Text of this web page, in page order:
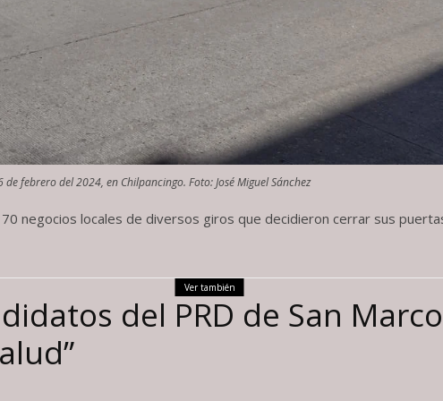
febrero del 2024, en Chilpancingo. Foto: José Miguel Sánchez
negocios locales de diversos giros que decidieron cerrar sus
Ver también
del PRD de San